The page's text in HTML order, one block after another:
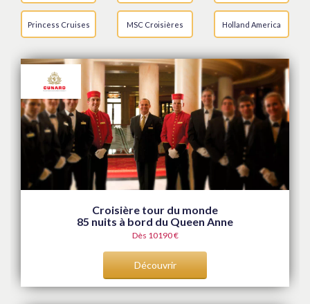
Princess Cruises MSC Croisières Holland America
Croisière tour du monde
85 nuits à bord du Queen Anne
Dès 10190 €
Découvrir